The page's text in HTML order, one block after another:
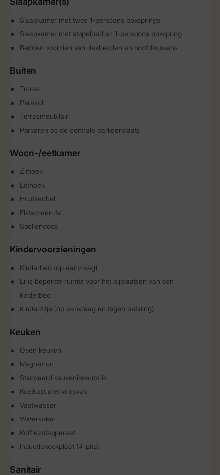
Slaapkamer met twee 1-persoons boxsprings
Slaapkamer met stapelbed en 1-persoons boxspring
Bedden voorzien van dekbedden en hoofdkussens
Buiten
Terras
Parasol
Terrasmeubilair
Parkeren op de centrale parkeerplaats
Woon-/eetkamer
Zithoek
Eethoek
Houtkachel
Flatscreen-tv
Spellendoos
Kindervoorzieningen
Kinderbed (op aanvraag)
Er is beperkte ruimte voor het bijplaatsen van een
kinderbed
Kinderzitje (op aanvraag en tegen betaling)
Keuken
Open keuken
Magnetron
Standaard keukeninventaris
Koelkast met vriesvak
Vaatwasser
Waterkoker
Koffiezetapparaat
Inductiekookplaat (4-pits)
Sanitair